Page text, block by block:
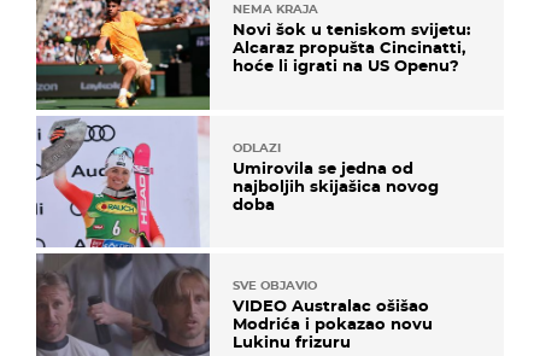
NEMA KRAJA
Novi šok u teniskom svijetu:
Alcaraz propušta Cincinatti,
hoće li igrati na US Openu?
ODLAZI
Umirovila se jedna od
najboljih skijašica novog
doba
SVE OBJAVIO
VIDEO Australac ošišao
Modrića i pokazao novu
Lukinu frizuru